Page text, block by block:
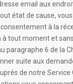
email aux
état de cause,
à la
à tout moment et
paragraphe 6 de la
suite aux
de notre Service